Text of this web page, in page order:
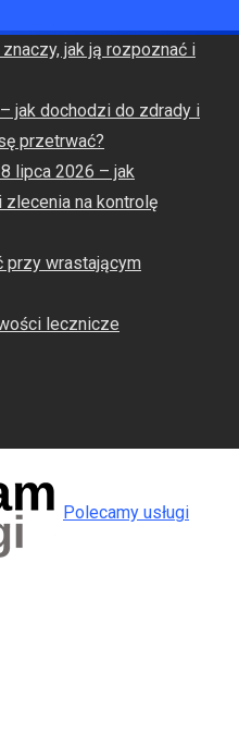
jak ją rozpoznać i
jak dochodzi do zdrady i
przetrwać?
lipca 2026 – jak
na kontrolę
przy wrastającym
lecznicze
Polecamy usługi